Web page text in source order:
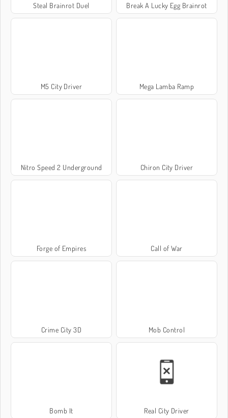
Steal Brainrot Duel Break A Lucky Egg Brainrot
M5 City Driver Mega Lamba Ramp
Nitro Speed 2 Underground Chiron City Driver
Forge of Empires Call of War
Crime City 3D Mob Control
Bomb It Real City Driver